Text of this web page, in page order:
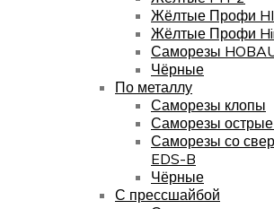
Жёлтые Профи
Жёлтые Профи
Саморезы
Чёрные
По металлу
Саморезы клопы
Саморезы
Саморезы со
EDS-B
Чёрные
С прессшайбой